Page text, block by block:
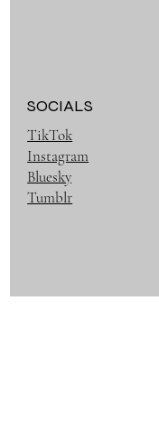
SOCIALS
TikTok
Instagram
Bluesky
Tumblr